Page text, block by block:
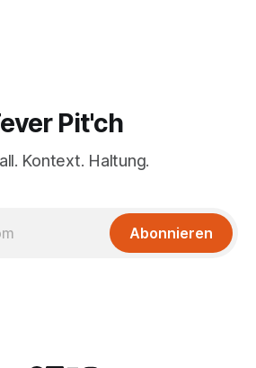
Pit'ch
Kontext. Haltung.
Abonnieren